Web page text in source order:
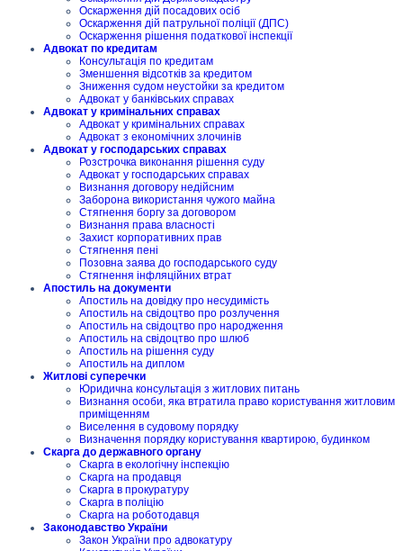
Оскарження дій посадових осіб
Оскарження дій патрульної поліції (ДПС)
Оскарження рішення податкової інспекції
Адвокат по кредитам
Консультація по кредитам
Зменшення відсотків за кредитом
Зниження судом неустойки за кредитом
Адвокат у банківських справах
Адвокат у кримінальних справах
Адвокат у кримінальних справах
Адвокат з економічних злочинів
Адвокат у господарських справах
Розстрочка виконання рішення суду
Адвокат у господарських справах
Визнання договору недійсним
Заборона використання чужого майна
Стягнення боргу за договором
Визнання права власності
Захист корпоративних прав
Стягнення пені
Позовна заява до господарського суду
Стягнення інфляційних втрат
Апостиль на документи
Апостиль на довідку про несудимість
Апостиль на свідоцтво про розлучення
Апостиль на свідоцтво про народження
Апостиль на свідоцтво про шлюб
Апостиль на рішення суду
Апостиль на диплом
Житлові суперечки
Юридична консультація з житлових питань
Визнання особи, яка втратила право користування житловим
приміщенням
Виселення в судовому порядку
Визначення порядку користування квартирою, будинком
Скарга до державного органу
Скарга в екологічну інспекцію
Скарга на продавця
Скарга в прокуратуру
Скарга в поліцію
Скарга на роботодавця
Законодавство України
Закон України про адвокатуру